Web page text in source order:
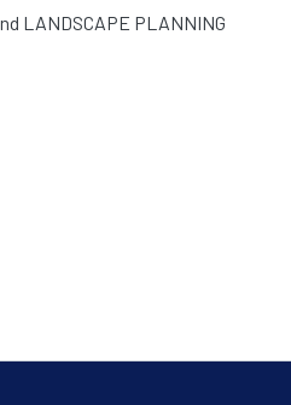
LANDSCAPE PLANNING